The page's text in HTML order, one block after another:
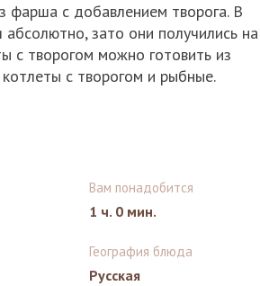
фарша с добавлением творога. В
зато они получились на
с творогом можно готовить из
с творогом и рыбные.
Вам понадобится
1 ч. 0 мин.
География блюда
Русская